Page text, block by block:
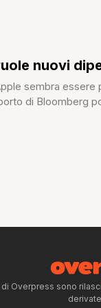
nuovi
sembra essere
di Bloomberg
Overpress sono